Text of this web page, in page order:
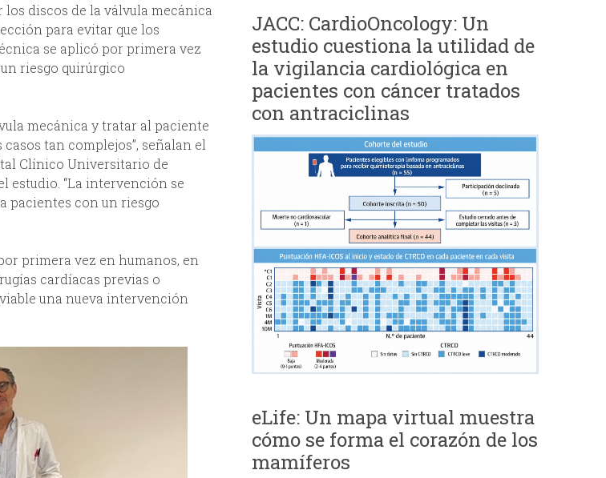
discos de la válvula mecánica
para evitar que los
se aplicó por primera vez
riesgo quirúrgico
mecánica y tratar al paciente
tan complejos”, señalan el
Clínico Universitario de
estudio. “La intervención se
pacientes con un riesgo
primera vez en humanos, en
cardíacas previas o
una nueva intervención
JACC: CardioOncology: Un
estudio cuestiona la utilidad de
la vigilancia cardiológica en
pacientes con cáncer tratados
con antraciclinas
eLife: Un mapa virtual muestra
cómo se forma el corazón de los
mamíferos